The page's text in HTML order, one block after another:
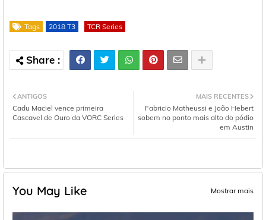
Tags 2018 T3 TCR Series
MAIS RECENTES
Fabricio Matheussi e João Hebert
sobem no ponto mais alto do pódio
em Austin
ANTIGOS
Cadu Maciel vence primeira
Cascavel de Ouro da VORC Series
You May Like Mostrar mais